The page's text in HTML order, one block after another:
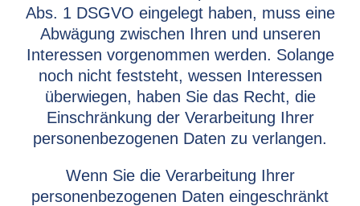
Abs. 1 DSGVO eingelegt haben, muss eine
Abwägung zwischen Ihren und unseren
Interessen vorgenommen werden. Solange
noch nicht feststeht, wessen Interessen
überwiegen, haben Sie das Recht, die
Einschränkung der Verarbeitung Ihrer
personenbezogenen Daten zu verlangen.
Wenn Sie die Verarbeitung Ihrer
personenbezogenen Daten eingeschränkt